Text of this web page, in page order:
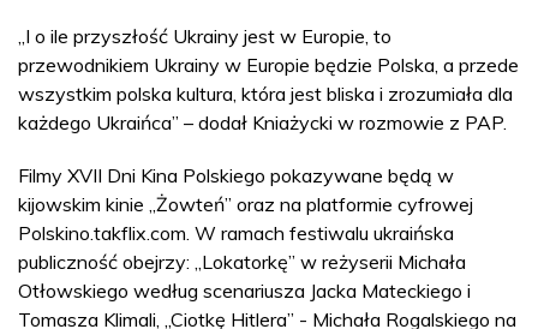
„I o ile przyszłość Ukrainy jest w Europie, to
przewodnikiem Ukrainy w Europie będzie Polska, a przede
wszystkim polska kultura, która jest bliska i zrozumiała dla
każdego Ukraińca” – dodał Kniażycki w rozmowie z PAP.
Filmy XVII Dni Kina Polskiego pokazywane będą w
kijowskim kinie „Żowteń” oraz na platformie cyfrowej
Polskino.takflix.com. W ramach festiwalu ukraińska
publiczność obejrzy: „Lokatorkę” w reżyserii Michała
Otłowskiego według scenariusza Jacka Mateckiego i
Tomasza Klimali, „Ciotkę Hitlera” - Michała Rogalskiego na